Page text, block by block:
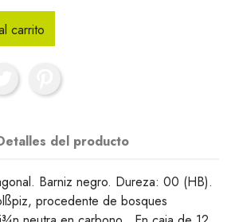
carrito
del producto
Barniz negro. Dureza: 00 (HB).
procedente de bosques